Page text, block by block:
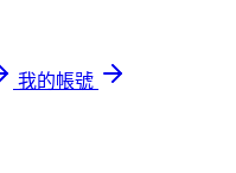
我的帳號